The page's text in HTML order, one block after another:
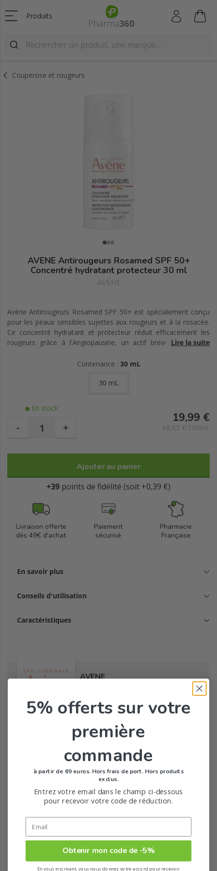
Produits
Couperose et rougeurs
AVENE Antirougeurs Rosamed SPF 50+
Concentré hydratant protecteur 30 ml
AVENE
Avène Antirougeurs Rosamed SPF 50+ est spécialement conçu
pour les peaux sensibles sujettes aux rougeurs et à la rosacée.
Ce concentré hydratant et protecteur réduit efficacement les
rougeurs grâce à l'Angiopausine, un actif breveté dérivé du
et hydratent intensément la peau pendant 24 heures, diminuant
Triasorb, un filtre solaire à spectre ultra large, offrant une
Avec sa texture légère et non grasse, ce soin convient à tous les
types de peaux et peut être utilisé comme base de maquillage.
Testé cliniquement, il divise par deux la fréquence des rougeurs
en seulement 14 jours. Ce produit est vegan, non parfumé et
garantissant une tolérance optimale. Conditionné en flacon
pompe de 30 ml, il est pratique et hygiénique à utiliser.
Lire la suite
Contenance : 30 mL
30 mL
En stock
- +
19,99 €
66,63 €/100mL
Ajouter au panier
+39 points de fidélité (soit +0,39 €)
Livraison offerte
dès 49€ d'achat
Paiement
sécurisé
Pharmacie
Française
En savoir plus
Conseils d'utilisation
Caractéristiques
AVENE
Tous les produits de la marque
5% offerts sur votre
première
commande
à partir de 69 euros. Hors frais de port. Hors produits
exclus.
Entrez votre email dans le champ ci-dessous
pour recevoir votre code de réduction.
Obtenir mon code de -5%
En vous inscrivant, vous nous donnez votre accord pour recevoir